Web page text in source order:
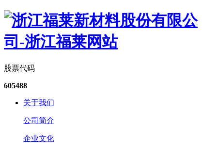
股票代码
605488
关于我们
公司简介
企业文化